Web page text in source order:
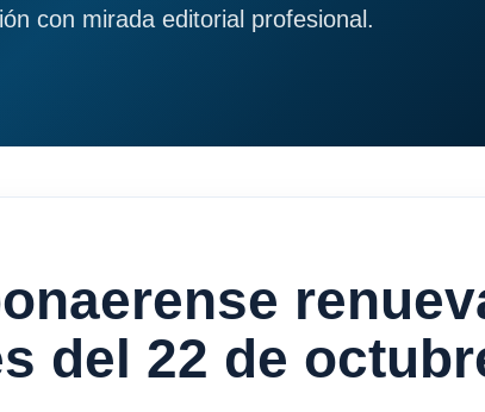
con mirada editorial profesional.
del 22 de